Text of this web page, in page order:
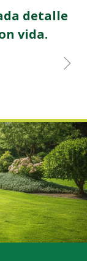
detalle
vida.